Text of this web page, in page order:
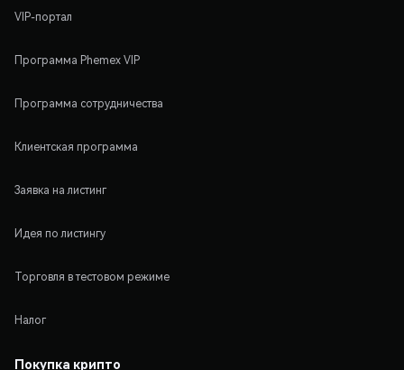
VIP-портал
Программа Phemex VIP
Программа сотрудничества
Клиентская программа
Заявка на листинг
Идея по листингу
Торговля в тестовом режиме
Налог
Покупка крипто